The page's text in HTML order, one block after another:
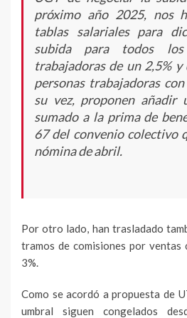
próximo año 2025, nos
tablas salariales para
subida para todos
trabajadoras de un 2,5% y
personas trabajadoras
su vez, proponen añadir
sumado a la prima de
67 del convenio colectivo
nómina de abril.
Por otro lado, han trasladado
tramos de comisiones por ventas
3%.
Como se acordó a propuesta de
umbral siguen congelados